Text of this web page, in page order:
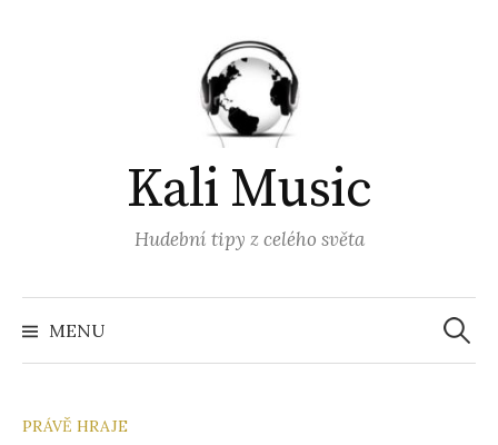
Kali Music
Hudební tipy z celého světa
MENU
PRÁVĚ HRAJE